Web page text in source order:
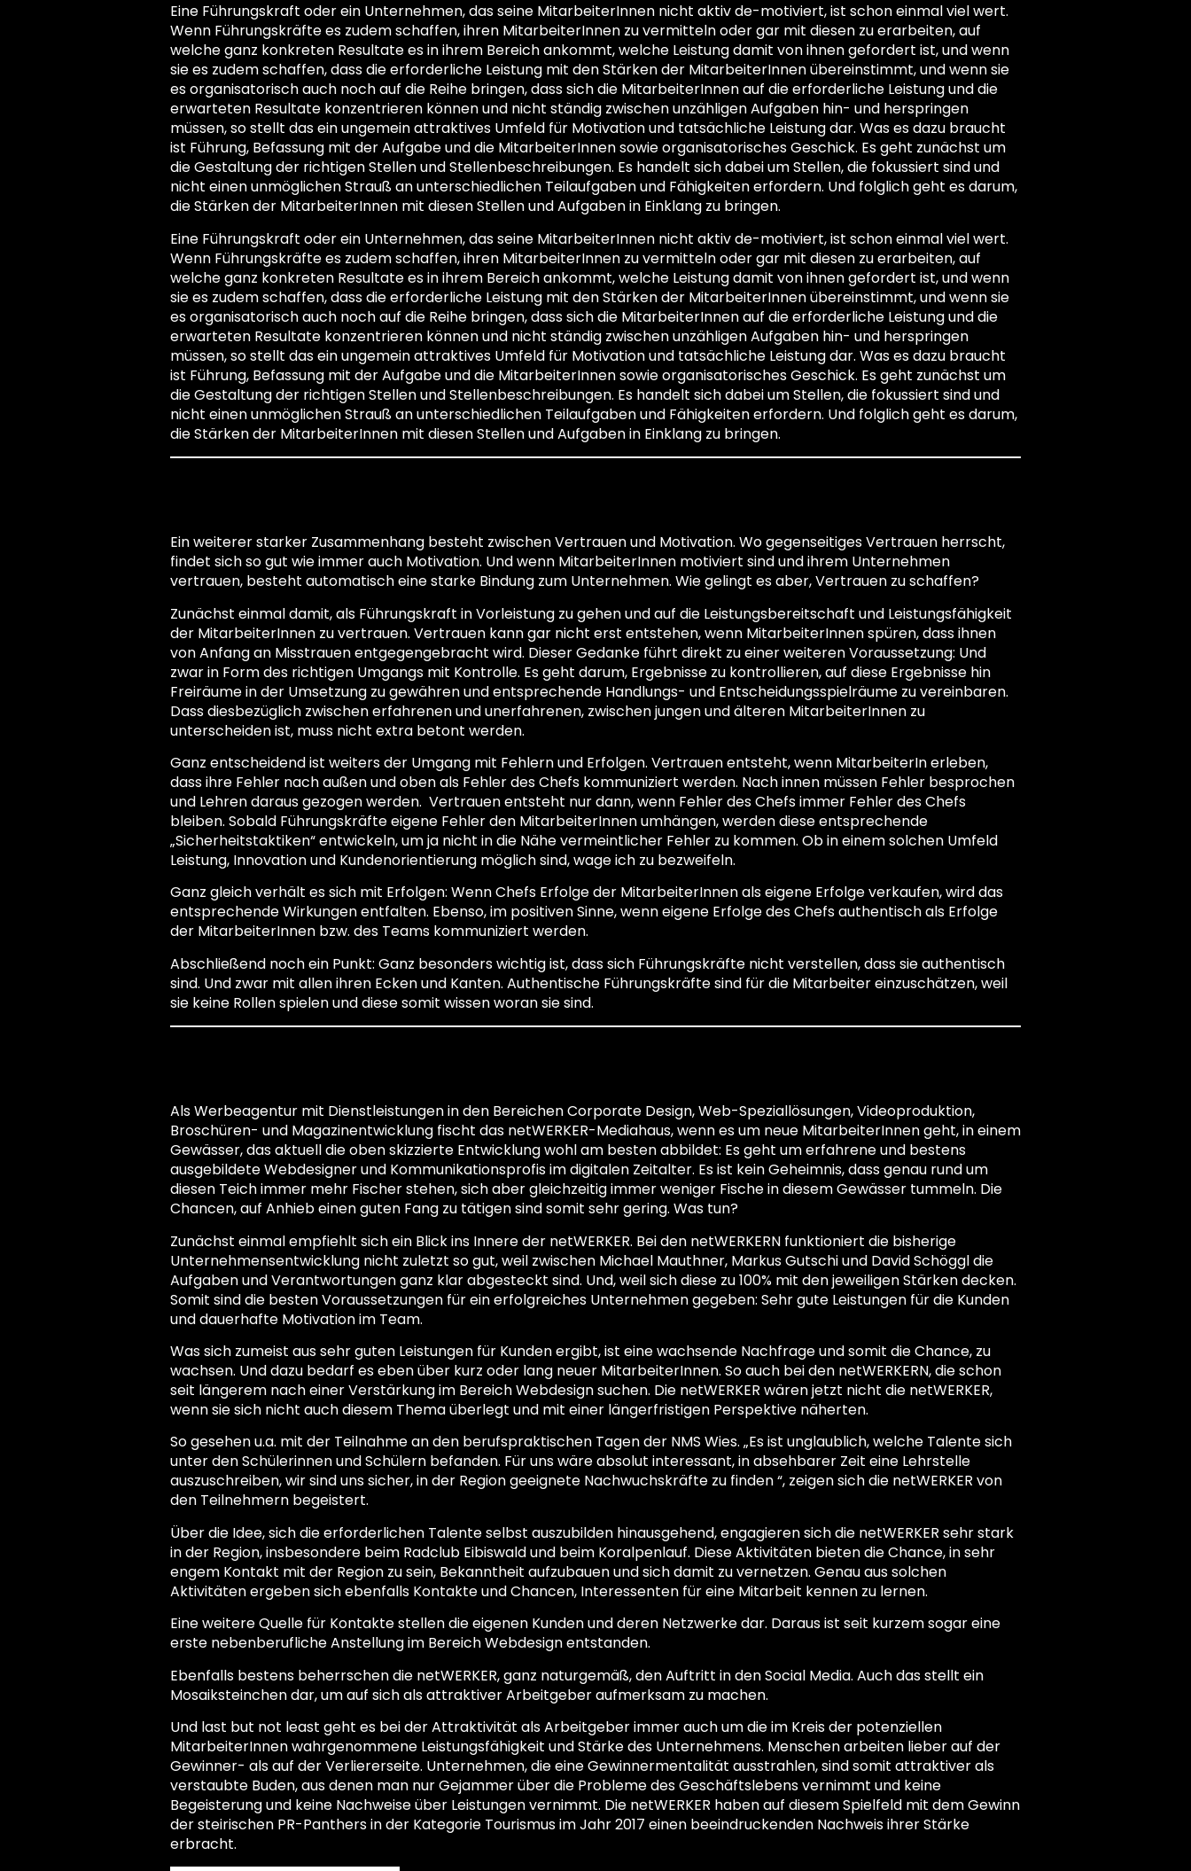
Eine Führungskraft oder ein Unternehmen, das seine MitarbeiterInnen nicht aktiv de-motiviert, ist schon einmal viel wert.
Wenn Führungskräfte es zudem schaffen, ihren MitarbeiterInnen zu vermitteln oder gar mit diesen zu erarbeiten, auf
welche ganz konkreten Resultate es in ihrem Bereich ankommt, welche Leistung damit von ihnen gefordert ist, und wenn
sie es zudem schaffen, dass die erforderliche Leistung mit den Stärken der MitarbeiterInnen übereinstimmt, und wenn sie
es organisatorisch auch noch auf die Reihe bringen, dass sich die MitarbeiterInnen auf die erforderliche Leistung und die
erwarteten Resultate konzentrieren können und nicht ständig zwischen unzähligen Aufgaben hin- und herspringen
müssen, so stellt das ein ungemein attraktives Umfeld für Motivation und tatsächliche Leistung dar. Was es dazu braucht
ist Führung, Befassung mit der Aufgabe und die MitarbeiterInnen sowie organisatorisches Geschick. Es geht zunächst um
die Gestaltung der richtigen Stellen und Stellenbeschreibungen. Es handelt sich dabei um Stellen, die fokussiert sind und
nicht einen unmöglichen Strauß an unterschiedlichen Teilaufgaben und Fähigkeiten erfordern. Und folglich geht es darum,
die Stärken der MitarbeiterInnen mit diesen Stellen und Aufgaben in Einklang zu bringen.
Eine Führungskraft oder ein Unternehmen, das seine MitarbeiterInnen nicht aktiv de-motiviert, ist schon einmal viel wert.
Wenn Führungskräfte es zudem schaffen, ihren MitarbeiterInnen zu vermitteln oder gar mit diesen zu erarbeiten, auf
welche ganz konkreten Resultate es in ihrem Bereich ankommt, welche Leistung damit von ihnen gefordert ist, und wenn
sie es zudem schaffen, dass die erforderliche Leistung mit den Stärken der MitarbeiterInnen übereinstimmt, und wenn sie
es organisatorisch auch noch auf die Reihe bringen, dass sich die MitarbeiterInnen auf die erforderliche Leistung und die
erwarteten Resultate konzentrieren können und nicht ständig zwischen unzähligen Aufgaben hin- und herspringen
müssen, so stellt das ein ungemein attraktives Umfeld für Motivation und tatsächliche Leistung dar. Was es dazu braucht
ist Führung, Befassung mit der Aufgabe und die MitarbeiterInnen sowie organisatorisches Geschick. Es geht zunächst um
die Gestaltung der richtigen Stellen und Stellenbeschreibungen. Es handelt sich dabei um Stellen, die fokussiert sind und
nicht einen unmöglichen Strauß an unterschiedlichen Teilaufgaben und Fähigkeiten erfordern. Und folglich geht es darum,
die Stärken der MitarbeiterInnen mit diesen Stellen und Aufgaben in Einklang zu bringen.
Ein weiterer starker Zusammenhang besteht zwischen Vertrauen und Motivation. Wo gegenseitiges Vertrauen herrscht,
findet sich so gut wie immer auch Motivation. Und wenn MitarbeiterInnen motiviert sind und ihrem Unternehmen
vertrauen, besteht automatisch eine starke Bindung zum Unternehmen. Wie gelingt es aber, Vertrauen zu schaffen?
Zunächst einmal damit, als Führungskraft in Vorleistung zu gehen und auf die Leistungsbereitschaft und Leistungsfähigkeit
der MitarbeiterInnen zu vertrauen. Vertrauen kann gar nicht erst entstehen, wenn MitarbeiterInnen spüren, dass ihnen
von Anfang an Misstrauen entgegengebracht wird. Dieser Gedanke führt direkt zu einer weiteren Voraussetzung: Und
zwar in Form des richtigen Umgangs mit Kontrolle. Es geht darum, Ergebnisse zu kontrollieren, auf diese Ergebnisse hin
Freiräume in der Umsetzung zu gewähren und entsprechende Handlungs- und Entscheidungsspielräume zu vereinbaren.
Dass diesbezüglich zwischen erfahrenen und unerfahrenen, zwischen jungen und älteren MitarbeiterInnen zu
unterscheiden ist, muss nicht extra betont werden.
Ganz entscheidend ist weiters der Umgang mit Fehlern und Erfolgen. Vertrauen entsteht, wenn MitarbeiterIn erleben,
dass ihre Fehler nach außen und oben als Fehler des Chefs kommuniziert werden. Nach innen müssen Fehler besprochen
und Lehren daraus gezogen werden. Vertrauen entsteht nur dann, wenn Fehler des Chefs immer Fehler des Chefs
bleiben. Sobald Führungskräfte eigene Fehler den MitarbeiterInnen umhängen, werden diese entsprechende
„Sicherheitstaktiken“ entwickeln, um ja nicht in die Nähe vermeintlicher Fehler zu kommen. Ob in einem solchen Umfeld
Leistung, Innovation und Kundenorientierung möglich sind, wage ich zu bezweifeln.
Ganz gleich verhält es sich mit Erfolgen: Wenn Chefs Erfolge der MitarbeiterInnen als eigene Erfolge verkaufen, wird das
entsprechende Wirkungen entfalten. Ebenso, im positiven Sinne, wenn eigene Erfolge des Chefs authentisch als Erfolge
der MitarbeiterInnen bzw. des Teams kommuniziert werden.
Abschließend noch ein Punkt: Ganz besonders wichtig ist, dass sich Führungskräfte nicht verstellen, dass sie authentisch
sind. Und zwar mit allen ihren Ecken und Kanten. Authentische Führungskräfte sind für die Mitarbeiter einzuschätzen, weil
sie keine Rollen spielen und diese somit wissen woran sie sind.
Als Werbeagentur mit Dienstleistungen in den Bereichen Corporate Design, Web-Speziallösungen, Videoproduktion,
Broschüren- und Magazinentwicklung fischt das netWERKER-Mediahaus, wenn es um neue MitarbeiterInnen geht, in einem
Gewässer, das aktuell die oben skizzierte Entwicklung wohl am besten abbildet: Es geht um erfahrene und bestens
ausgebildete Webdesigner und Kommunikationsprofis im digitalen Zeitalter. Es ist kein Geheimnis, dass genau rund um
diesen Teich immer mehr Fischer stehen, sich aber gleichzeitig immer weniger Fische in diesem Gewässer tummeln. Die
Chancen, auf Anhieb einen guten Fang zu tätigen sind somit sehr gering. Was tun?
Zunächst einmal empfiehlt sich ein Blick ins Innere der netWERKER. Bei den netWERKERN funktioniert die bisherige
Unternehmensentwicklung nicht zuletzt so gut, weil zwischen Michael Mauthner, Markus Gutschi und David Schöggl die
Aufgaben und Verantwortungen ganz klar abgesteckt sind. Und, weil sich diese zu 100% mit den jeweiligen Stärken decken.
Somit sind die besten Voraussetzungen für ein erfolgreiches Unternehmen gegeben: Sehr gute Leistungen für die Kunden
und dauerhafte Motivation im Team.
Was sich zumeist aus sehr guten Leistungen für Kunden ergibt, ist eine wachsende Nachfrage und somit die Chance, zu
wachsen. Und dazu bedarf es eben über kurz oder lang neuer MitarbeiterInnen. So auch bei den netWERKERN, die schon
seit längerem nach einer Verstärkung im Bereich Webdesign suchen. Die netWERKER wären jetzt nicht die netWERKER,
wenn sie sich nicht auch diesem Thema überlegt und mit einer längerfristigen Perspektive näherten.
So gesehen u.a. mit der Teilnahme an den berufspraktischen Tagen der NMS Wies. „Es ist unglaublich, welche Talente sich
unter den Schülerinnen und Schülern befanden. Für uns wäre absolut interessant, in absehbarer Zeit eine Lehrstelle
auszuschreiben, wir sind uns sicher, in der Region geeignete Nachwuchskräfte zu finden “, zeigen sich die netWERKER von
den Teilnehmern begeistert.
Über die Idee, sich die erforderlichen Talente selbst auszubilden hinausgehend, engagieren sich die netWERKER sehr stark
in der Region, insbesondere beim Radclub Eibiswald und beim Koralpenlauf. Diese Aktivitäten bieten die Chance, in sehr
engem Kontakt mit der Region zu sein, Bekanntheit aufzubauen und sich damit zu vernetzen. Genau aus solchen
Aktivitäten ergeben sich ebenfalls Kontakte und Chancen, Interessenten für eine Mitarbeit kennen zu lernen.
Eine weitere Quelle für Kontakte stellen die eigenen Kunden und deren Netzwerke dar. Daraus ist seit kurzem sogar eine
erste nebenberufliche Anstellung im Bereich Webdesign entstanden.
Ebenfalls bestens beherrschen die netWERKER, ganz naturgemäß, den Auftritt in den Social Media. Auch das stellt ein
Mosaiksteinchen dar, um auf sich als attraktiver Arbeitgeber aufmerksam zu machen.
Und last but not least geht es bei der Attraktivität als Arbeitgeber immer auch um die im Kreis der potenziellen
MitarbeiterInnen wahrgenommene Leistungsfähigkeit und Stärke des Unternehmens. Menschen arbeiten lieber auf der
Gewinner- als auf der Verliererseite. Unternehmen, die eine Gewinnermentalität ausstrahlen, sind somit attraktiver als
verstaubte Buden, aus denen man nur Gejammer über die Probleme des Geschäftslebens vernimmt und keine
Begeisterung und keine Nachweise über Leistungen vernimmt. Die netWERKER haben auf diesem Spielfeld mit dem Gewinn
der steirischen PR-Panthers in der Kategorie Tourismus im Jahr 2017 einen beeindruckenden Nachweis ihrer Stärke
erbracht.